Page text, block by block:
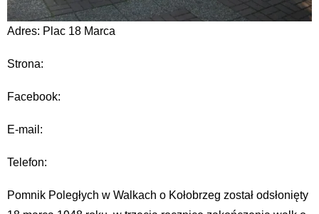
Adres: Plac 18 Marca
Strona:
Facebook:
E-mail:
Telefon:
Pomnik Poległych w Walkach o Kołobrzeg został odsłonięty